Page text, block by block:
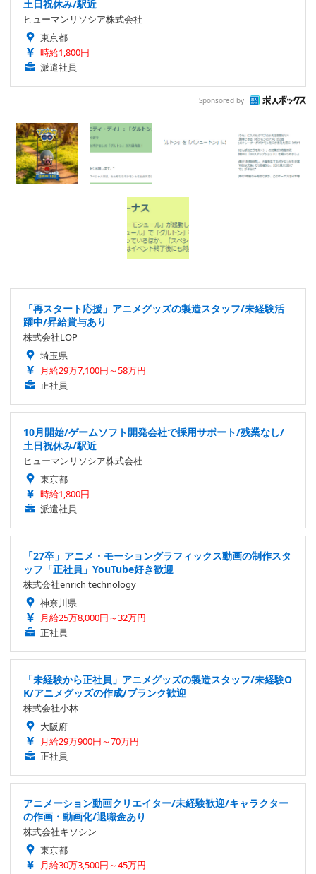
土日祝休み/駅近
ヒューマンリソシア株式会社
東京都
時給1,800円
派遣社員
Sponsored by
「再スタート応援」アニメグッズの製造スタッフ/未経験活
躍中/昇給賞与あり
株式会社LOP
埼玉県
月給29万7,100円～58万円
正社員
10月開始/ゲームソフト開発会社で採用サポート/残業なし/
土日祝休み/駅近
ヒューマンリソシア株式会社
東京都
時給1,800円
派遣社員
「27卒」アニメ・モーショングラフィックス動画の制作スタ
ッフ「正社員」YouTube好き歓迎
株式会社enrich technology
神奈川県
月給25万8,000円～32万円
正社員
「未経験から正社員」アニメグッズの製造スタッフ/未経験O
K/アニメグッズの作成/ブランク歓迎
株式会社小林
大阪府
月給29万900円～70万円
正社員
アニメーション動画クリエイター/未経験歓迎/キャラクター
の作画・動画化/退職金あり
株式会社キソシン
東京都
月給30万3,500円～45万円